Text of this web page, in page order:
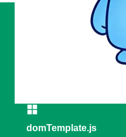
domTemplate.js